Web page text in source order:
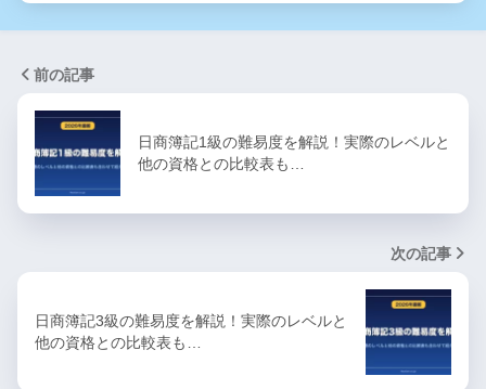
前の記事
日商簿記1級の難易度を解説！実際のレベルと
他の資格との比較表も…
次の記事
日商簿記3級の難易度を解説！実際のレベルと
他の資格との比較表も…